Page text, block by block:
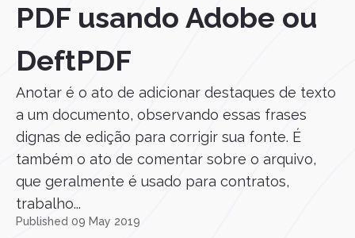
PDF usando Adobe ou
DeftPDF
Anotar é o ato de adicionar destaques de texto
a um documento, observando essas frases
dignas de edição para corrigir sua fonte. É
também o ato de comentar sobre o arquivo,
que geralmente é usado para contratos,
trabalho...
Published 09 May 2019